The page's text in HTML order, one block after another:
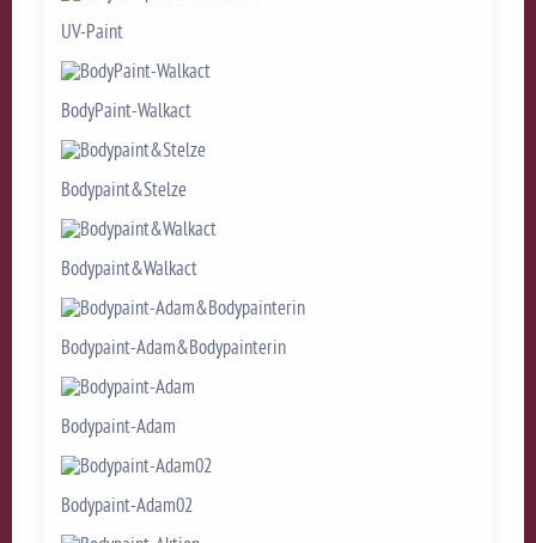
UV-Paint
BodyPaint-Walkact
Bodypaint&Stelze
Bodypaint&Walkact
Bodypaint-Adam&Bodypainterin
Bodypaint-Adam
Bodypaint-Adam02